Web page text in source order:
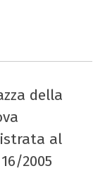
della
al
2005